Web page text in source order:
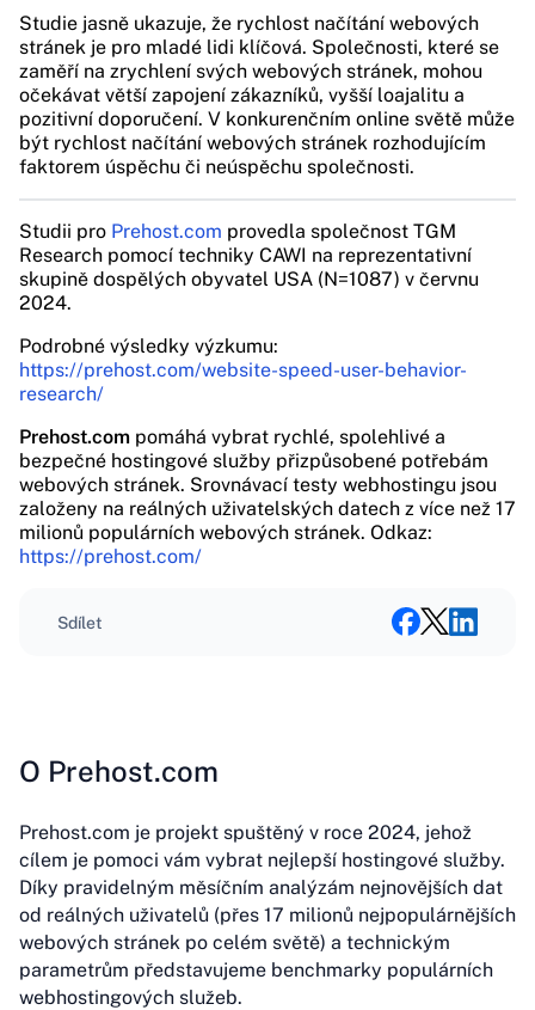
Studie jasně ukazuje, že rychlost načítání webových
stránek je pro mladé lidi klíčová. Společnosti, které se
zaměří na zrychlení svých webových stránek, mohou
očekávat větší zapojení zákazníků, vyšší loajalitu a
pozitivní doporučení. V konkurenčním online světě může
být rychlost načítání webových stránek rozhodujícím
faktorem úspěchu či neúspěchu společnosti.
Studii pro Prehost.com provedla společnost TGM
Research pomocí techniky CAWI na reprezentativní
skupině dospělých obyvatel USA (N=1087) v červnu
2024.
Podrobné výsledky výzkumu:
https://prehost.com/website-speed-user-behavior-
research/
Prehost.com pomáhá vybrat rychlé, spolehlivé a
bezpečné hostingové služby přizpůsobené potřebám
webových stránek. Srovnávací testy webhostingu jsou
založeny na reálných uživatelských datech z více než 17
milionů populárních webových stránek. Odkaz:
https://prehost.com/
Sdílet
O Prehost.com
Prehost.com je projekt spuštěný v roce 2024, jehož
cílem je pomoci vám vybrat nejlepší hostingové služby.
Díky pravidelným měsíčním analýzám nejnovějších dat
od reálných uživatelů (přes 17 milionů nejpopulárnějších
webových stránek po celém světě) a technickým
parametrům představujeme benchmarky populárních
webhostingových služeb.